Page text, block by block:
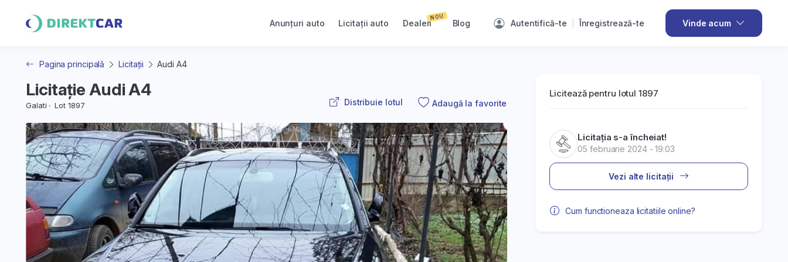
Anunțuri auto Licitații auto Dealeri
NOU
Blog Autentifică-te Înregistrează-te Vinde acum
Pagina principală Licitații Audi A4
Licitație Audi A4
Galati Lot 1897 Distribuie lotul Adaugă la favorite
Licitează pentru lotul 1897
Licitația s-a încheiat!
05 februarie 2024 - 19:03
Vezi alte licitații
Cum functioneaza licitatiile online?